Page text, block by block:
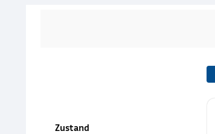
Zustand